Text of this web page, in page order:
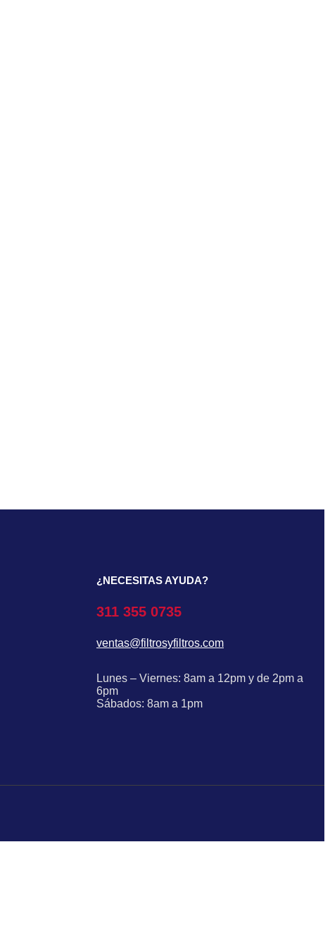
¿NECESITAS AYUDA?
311 355 0735
ventas@filtrosyfiltros.com
Lunes – Viernes: 8am a 12pm y de 2pm a
6pm
Sábados: 8am a 1pm